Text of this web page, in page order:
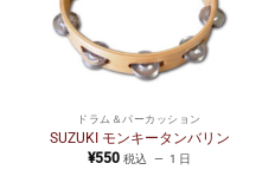
ドラム＆パーカッション
SUZUKI モンキータンバリン
¥550 税込 1 日